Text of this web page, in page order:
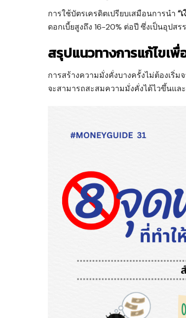
การใช้บัตรเครดิตเปรียบเสมือนการนำ “
ดอกเบี้ยสูงถึง 16-20% ต่อปี ซึ่งเป็นอุปส
สรุปแนวทางการแก้ไขเ
การสร้างความมั่งคั่งบางครั้งไม่ต้องเริ่
จะสามารถสะสมความมั่งคั่งได้ไวขึ้นแล